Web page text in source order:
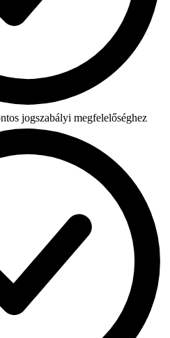
jogszabályi megfelelőséghez